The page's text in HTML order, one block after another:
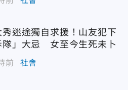
秀迷途獨自求援！山友犯下
隊」大忌 女至今生死未卜
前 社會